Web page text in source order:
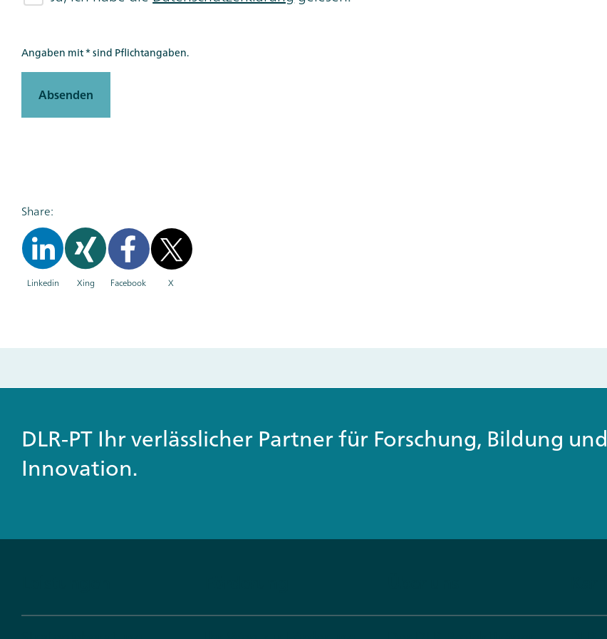
Angaben mit * sind Pflichtangaben.
Absenden
Share:
Linkedin Xing Facebook X
DLR-PT Ihr verlässlicher Partner für Forschung, Bildung und
Innovation.